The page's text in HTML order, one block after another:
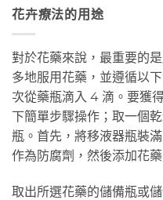
花卉療法的用途
對於花藥來說，最重要的
多地服用花藥，並遵循以
次從藥瓶滴入 4 滴。要獲
下簡單步驟操作；取一個
瓶。首先，將移液器瓶裝
作為防腐劑，然後添加花藥
取出所選花藥的儲備瓶或